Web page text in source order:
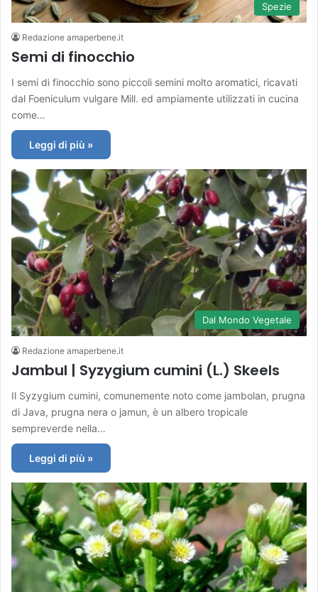
Spezie
Redazione amaperbene.it
Semi di finocchio
I semi di finocchio sono piccoli semini molto aromatici, ricavati
dal Foeniculum vulgare Mill. ed ampiamente utilizzati in cucina
come…
Leggi di più »
Dal Mondo Vegetale
Redazione amaperbene.it
Jambul | Syzygium cumini (L.) Skeels
Il Syzygium cumini, comunemente noto come jambolan, prugna
di Java, prugna nera o jamun, è un albero tropicale
sempreverde nella…
Leggi di più »